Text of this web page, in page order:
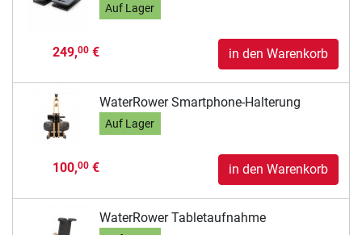
Auf Lager
249,00€ in den Warenkorb
WaterRower Smartphone-Halterung
Auf Lager
100,00€ in den Warenkorb
WaterRower Tabletaufnahme